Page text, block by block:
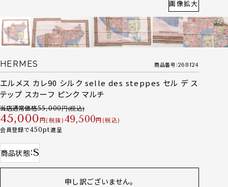
画像拡大
HERMES 商品番号 268124
エルメス カレ90 シルク selle des steppes セル デ ス
テップ スカーフ ピンク マルチ
当店通常価格55,000
45,000 税抜 49,500
税込
会員登録で450 進呈
商品状態 S
申し訳ございません。